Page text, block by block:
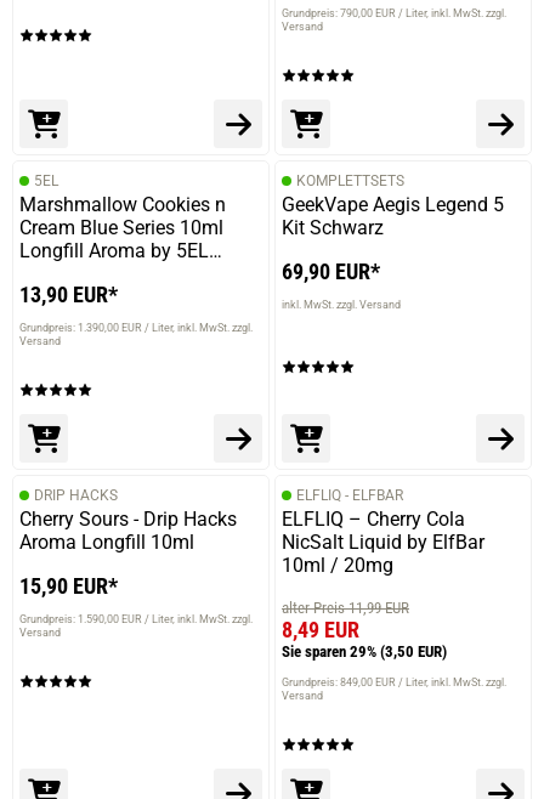
Grundpreis: 790,00 EUR / Liter inkl. MwSt. zzgl.
Versand
5EL
Marshmallow Cookies n
Cream Blue Series 10ml
Longfill Aroma by 5EL
13,90 EUR*
Grundpreis: 1.390,00 EUR / Liter inkl. MwSt. zzgl.
Versand
KOMPLETTSETS
GeekVape Aegis Legend 5
Kit Schwarz
69,90 EUR*
inkl. MwSt. zzgl. Versand
DRIP HACKS
Cherry Sours - Drip Hacks
Aroma Longfill 10ml
15,90 EUR*
Grundpreis: 1.590,00 EUR / Liter inkl. MwSt. zzgl.
Versand
ELFLIQ - ELFBAR
ELFLIQ – Cherry Cola
NicSalt Liquid by ElfBar
10ml / 20mg
alter Preis 11,99 EUR
8,49 EUR
Sie sparen 29% (3,50 EUR)
Grundpreis: 849,00 EUR / Liter inkl. MwSt. zzgl.
Versand